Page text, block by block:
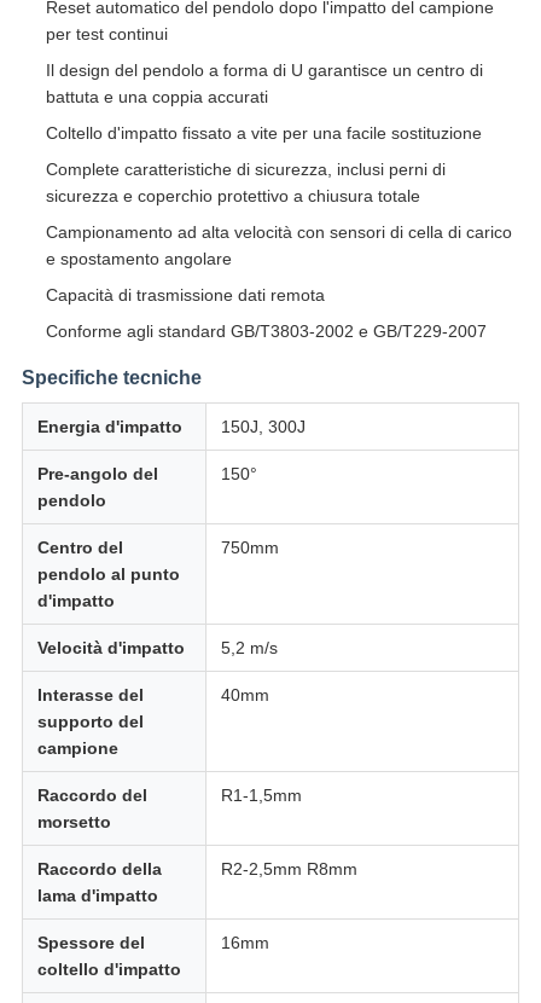
Reset automatico del pendolo dopo l'impatto del campione
per test continui
Il design del pendolo a forma di U garantisce un centro di
battuta e una coppia accurati
Coltello d'impatto fissato a vite per una facile sostituzione
Complete caratteristiche di sicurezza, inclusi perni di
sicurezza e coperchio protettivo a chiusura totale
Campionamento ad alta velocità con sensori di cella di carico
e spostamento angolare
Capacità di trasmissione dati remota
Conforme agli standard GB/T3803-2002 e GB/T229-2007
Specifiche tecniche
Energia d'impatto 150J, 300J
Pre-angolo del
pendolo
150°
Centro del
pendolo al punto
d'impatto
750mm
Velocità d'impatto 5,2 m/s
Interasse del
supporto del
campione
40mm
Raccordo del
morsetto
R1-1,5mm
Raccordo della
lama d'impatto
R2-2,5mm R8mm
Spessore del
coltello d'impatto
16mm